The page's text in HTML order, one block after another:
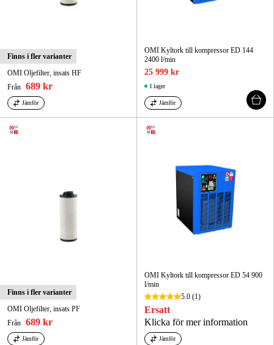
Finns i fler varianter
OMI Oljefilter, insats HF
Från 689 kr
Jämför
OMI Kyltork till kompressor ED 144
2400 l/min
25 999 kr
I lager
Jämför
Finns i fler varianter
OMI Oljefilter, insats PF
Från 689 kr
Jämför
OMI Kyltork till kompressor ED 54 900
l/min
5.0 (1)
Ersatt
Klicka för mer information
Jämför